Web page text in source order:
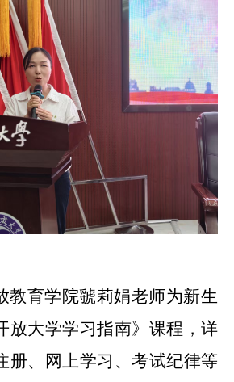
教育学院虢莉娟老师为新生
放大学学习指南》课程，详
册、网上学习、考试纪律等